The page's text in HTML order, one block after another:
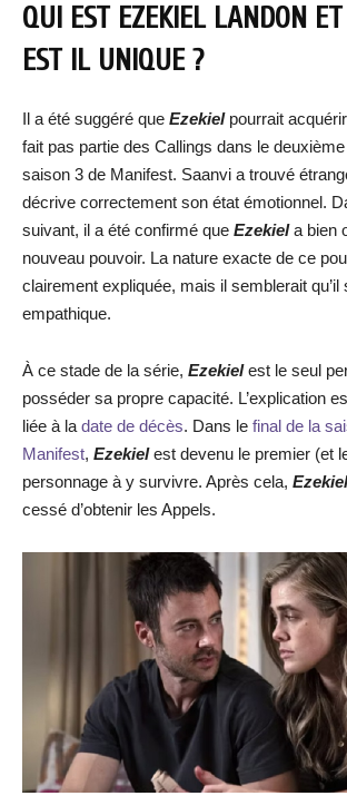
QUI EST EZEKIEL LANDON
EST IL UNIQUE ?
Il a été suggéré que Ezekiel pourrait
fait pas partie des Callings dans le
saison 3 de Manifest. Saanvi a trouvé
décrive correctement son état émotionnel.
suivant, il a été confirmé que Ezekiela bien
nouveau pouvoir. La nature exacte de ce
clairement expliquée, mais il semblerait qu’il
empathique.
À ce stade de la série, Ezekielest le seul
posséder sa propre capacité. L’explication
liée à la date de décès. Dans le final de la
Manifest, Ezekielest devenu le premier (et
personnage à y survivre. Après cela,
cessé d’obtenir les Appels.